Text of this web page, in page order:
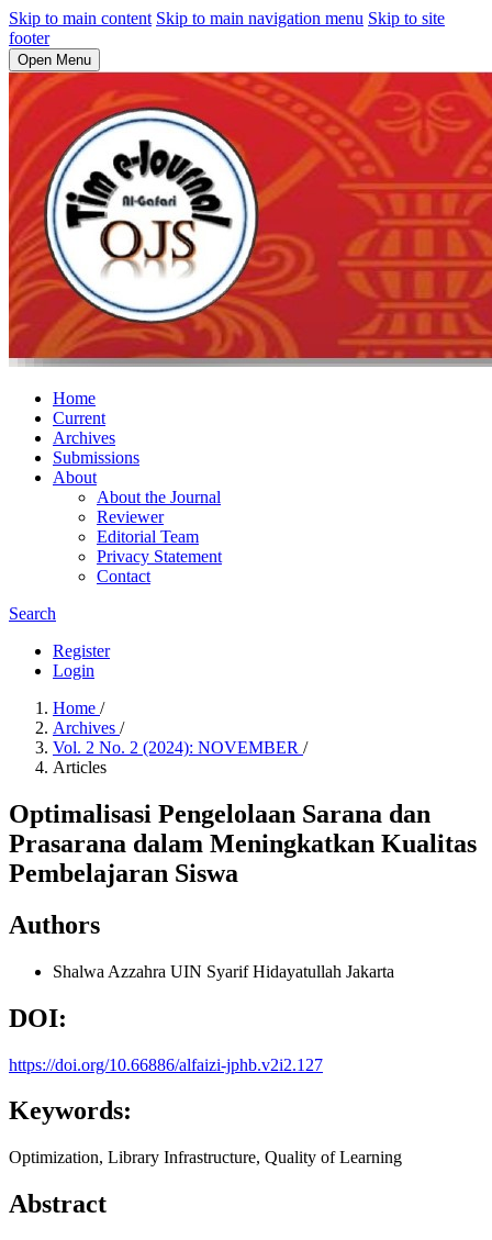
Skip to main content Skip to main navigation menu Skip to site
footer
Open Menu
Home
Current
Archives
Submissions
About
About the Journal
Reviewer
Editorial Team
Privacy Statement
Contact
Search
Register
Login
Home /
Archives /
Vol. 2 No. 2 (2024): NOVEMBER /
Articles
Optimalisasi Pengelolaan Sarana dan
Prasarana dalam Meningkatkan Kualitas
Pembelajaran Siswa
Authors
Shalwa Azzahra UIN Syarif Hidayatullah Jakarta
DOI:
https://doi.org/10.66886/alfaizi-jphb.v2i2.127
Keywords:
Optimization, Library Infrastructure, Quality of Learning
Abstract